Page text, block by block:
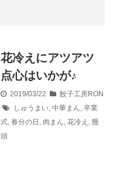
花冷えにアツアツ
点心はいかが♪
2019/03/22
餃子工房RON
しゅうまい 中華まん 卒業
式 春分の日 肉まん 花冷え
饅
頭